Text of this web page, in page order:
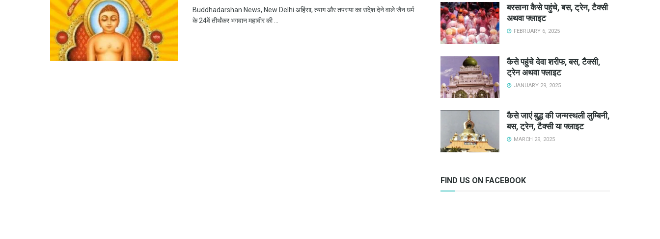
Buddhadarshan News, New Delhi अहिंसा, त्याग और तपस्या का संदेश देने वाले जैन धर्म
के 24वें तीर्थंकर भगवान महावीर की ...
बरसाना कैसे पहुंचे, बस, ट्रेन, टैक्सी
अथवा फ्लाइट
FEBRUARY 6, 2025
कैसे पहुंचे देवा शरीफ, बस, टैक्सी,
ट्रेन अथवा फ्लाइट
JANUARY 29, 2025
कैसे जाएं बुद्ध की जन्मस्थली लुम्बिनी,
बस, ट्रेन, टैक्सी या फ्लाइट
MARCH 29, 2025
FIND US ON FACEBOOK